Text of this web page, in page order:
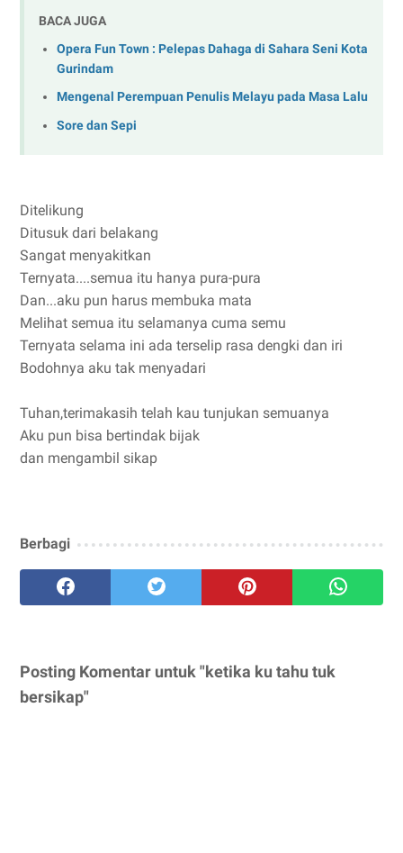
BACA JUGA
Opera Fun Town : Pelepas Dahaga di Sahara Seni Kota
Gurindam
Mengenal Perempuan Penulis Melayu pada Masa Lalu
Sore dan Sepi
Ditelikung
Ditusuk dari belakang
Sangat menyakitkan
Ternyata....semua itu hanya pura-pura
Dan...aku pun harus membuka mata
Melihat semua itu selamanya cuma semu
Ternyata selama ini ada terselip rasa dengki dan iri
Bodohnya aku tak menyadari
Tuhan,terimakasih telah kau tunjukan semuanya
Aku pun bisa bertindak bijak
dan mengambil sikap
Berbagi
Posting Komentar untuk "ketika ku tahu tuk
bersikap"